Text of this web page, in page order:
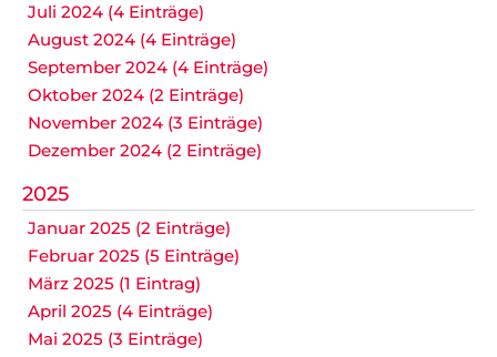
Juli 2024 (4 Einträge)
August 2024 (4 Einträge)
September 2024 (4 Einträge)
Oktober 2024 (2 Einträge)
November 2024 (3 Einträge)
Dezember 2024 (2 Einträge)
2025
Januar 2025 (2 Einträge)
Februar 2025 (5 Einträge)
März 2025 (1 Eintrag)
April 2025 (4 Einträge)
Mai 2025 (3 Einträge)